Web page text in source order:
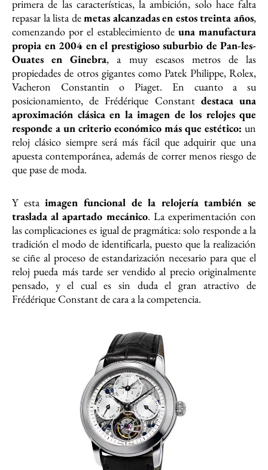
primera de las características, la ambición, solo hace falta
repasar la lista demetas alcanzadas en estos treinta años,
comenzando por el establecimiento de una manufactura
propia en 2004 en el prestigioso suburbio de Pan-les-
Ouates en Ginebra, a muy escasos metros de las
propiedades de otros gigantes como Patek Philippe, Rolex,
Vacheron Constantin o Piaget. En cuanto a su
posicionamiento, de Frédérique Constant destaca una
aproximación clásica en la imagen de los relojes que
responde a un criterio económico más que estético: un
reloj clásico siempre será más fácil que adquirir que una
apuesta contemporánea, además de correr menos riesgo de
que pase de moda.
Y estaimagen funcional de la relojería también se
traslada al apartado mecánico. La experimentación con
las complicaciones es igual de pragmática: solo responde a la
tradición el modo de identificarla, puesto que la realización
se ciñe al proceso de estandarización necesario para que el
reloj pueda más tarde ser vendido al precio originalmente
pensado, y el cual es sin duda el gran atractivo de
Frédérique Constant de cara a la competencia.